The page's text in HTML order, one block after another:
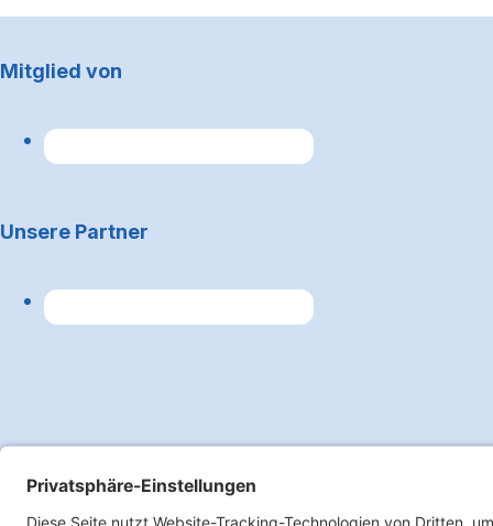
Mitglied von
Unsere Partner